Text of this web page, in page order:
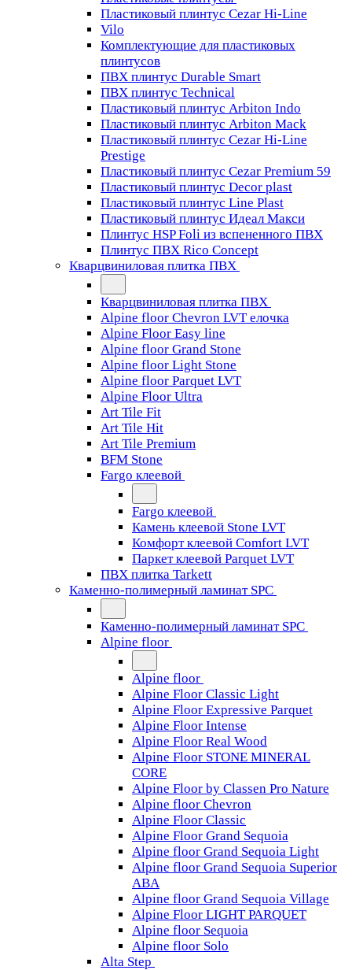
Пластиковый плинтус Cezar Hi-Line
Vilo
Комплектующие для пластиковых
плинтусов
ПВХ плинтус Durable Smart
ПВХ плинтус Technical
Пластиковый плинтус Arbiton Indo
Пластиковый плинтус Arbiton Mack
Пластиковый плинтус Cezar Hi-Line
Prestige
Пластиковый плинтус Cezar Premium 59
Пластиковый плинтус Decor plast
Пластиковый плинтус Line Plast
Пластиковый плинтус Идеал Макси
Плинтус HSP Foli из вспененного ПВХ
Плинтус ПВХ Rico Concept
Кварцвиниловая плитка ПВХ
Кварцвиниловая плитка ПВХ
Alpine floor Chevron LVT елочка
Alpine Floor Easy line
Alpine floor Grand Stone
Alpine floor Light Stone
Alpine floor Parquet LVT
Alpine Floor Ultra
Art Tile Fit
Art Tile Hit
Art Tile Premium
BFM Stone
Fargo клеевой
Fargo клеевой
Камень клеевой Stone LVT
Комфорт клеевой Comfort LVT
Паркет клеевой Parquet LVT
ПВХ плитка Tarkett
Каменно-полимерный ламинат SPC
Каменно-полимерный ламинат SPC
Alpine floor
Alpine floor
Alpine Floor Classic Light
Alpine Floor Expressive Parquet
Alpine Floor Intense
Alpine Floor Real Wood
Alpine Floor STONE MINERAL
CORE
Alpine Floor by Classen Pro Nature
Alpine floor Chevron
Alpine Floor Classic
Alpine Floor Grand Sequoia
Alpine floor Grand Sequoia Light
Alpine floor Grand Sequoia Superior
ABA
Alpine floor Grand Sequoia Village
Alpine Floor LIGHT PARQUET
Alpine floor Sequoia
Alpine floor Solo
Alta Step